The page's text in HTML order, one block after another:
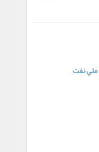
ملي نفت